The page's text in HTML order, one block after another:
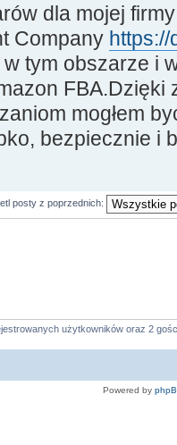
dla mojej
Company https://
tym obszarze i
FBA.Dzięki
mogłem
bezpiecznie i
posty z poprzednich:
użytkowników oraz 2
Powered by